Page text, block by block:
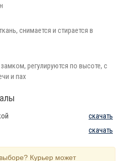
снимается и стирается в
регулируются по высоте, с
и пах
скачать
скачать
Курьер может